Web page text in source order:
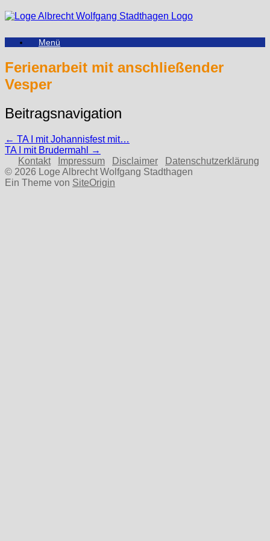
Zum
Inhalt
Menü
Ferienarbeit mit anschließender
Vesper
Beitragsnavigation
← TA I mit Johannisfest mit…
TA I mit Brudermahl
→
Kontakt
Impressum Disclaimer
Datenschutzerklärung
© 2026 Loge Albrecht Wolfgang Stadthagen
Ein Theme von SiteOrigin